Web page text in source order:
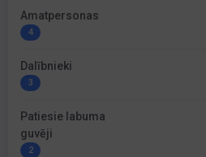
Amatpersonas
4
Dalībnieki
3
Patiesie labuma
guvēji
2